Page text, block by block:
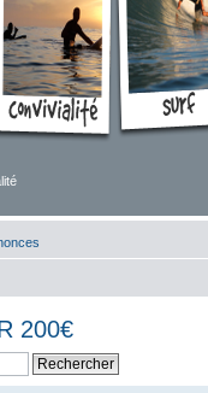
200€